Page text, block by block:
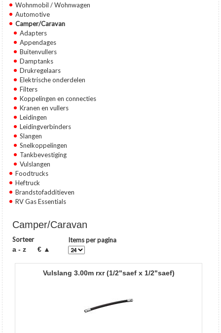
Wohnmobil / Wohnwagen
Automotive
Camper/Caravan
Adapters
Appendages
Buitenvullers
Damptanks
Drukregelaars
Elektrische onderdelen
Filters
Koppelingen en connecties
Kranen en vullers
Leidingen
Leidingverbinders
Slangen
Snelkoppelingen
Tankbevestiging
Vulslangen
Foodtrucks
Heftruck
Brandstofadditieven
RV Gas Essentials
Camper/Caravan
Sorteer
a - z
€ ▲
Items per pagina
vulslang 3.00m rxr (1/2"saef x 1/2"saef)